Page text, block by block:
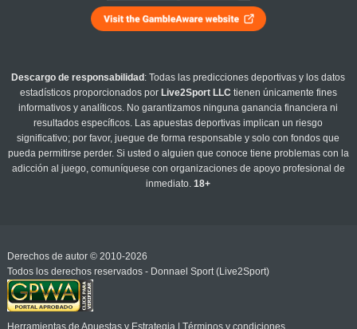
Descargo de responsabilidad : Todas las predicciones deportivas y los datos
estadísticos proporcionados por Live2Sport LLC tienen únicamente fines
informativos y analíticos. No garantizamos ninguna ganancia financiera ni
resultados específicos. Las apuestas deportivas implican un riesgo
significativo; por favor, juegue de forma responsable y solo con fondos que
pueda permitirse perder. Si usted o alguien que conoce tiene problemas con la
adicción al juego, comuníquese con organizaciones de apoyo profesional de
inmediato.18+
Derechos de autor © 2010-2026
Todos los derechos reservados - Donnael Sport (Live2Sport)